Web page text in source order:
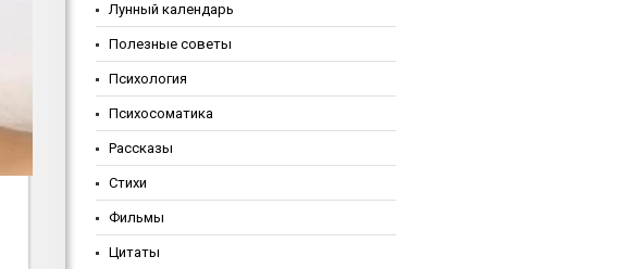
Лунный календарь
Полезные советы
Психология
Психосоматика
Рассказы
Стихи
Фильмы
Цитаты